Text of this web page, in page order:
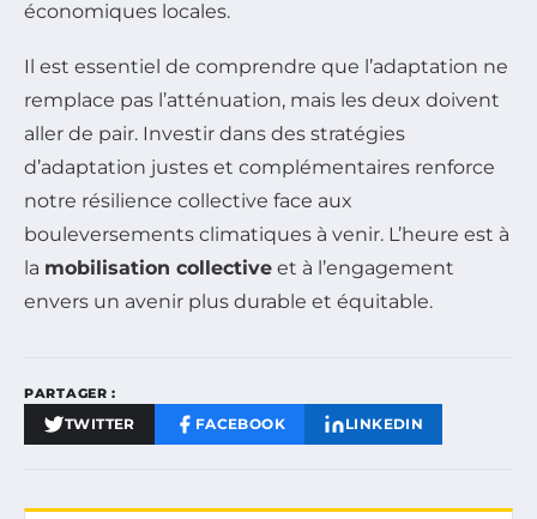
économiques locales.
Il est essentiel de comprendre que l’adaptation ne
remplace pas l’atténuation, mais les deux doivent
aller de pair. Investir dans des stratégies
d’adaptation justes et complémentaires renforce
notre résilience collective face aux
bouleversements climatiques à venir. L’heure est à
la mobilisation collective et à l’engagement
envers un avenir plus durable et équitable.
PARTAGER :
TWITTER FACEBOOK LINKEDIN